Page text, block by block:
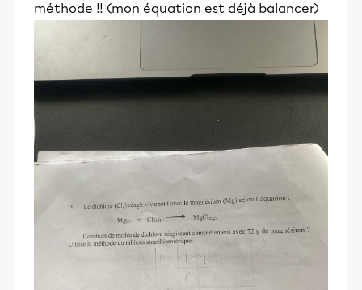
méthode !! (mon équation est déjà balancer)